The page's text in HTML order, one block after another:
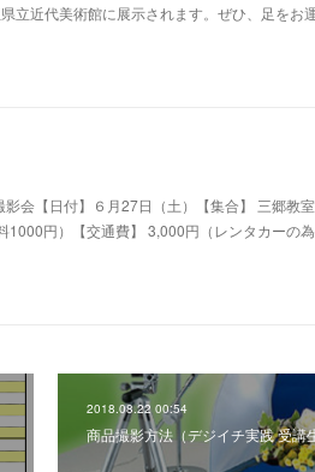
立近代美術館に展示されます。ぜひ、足をお
会【日付】６月27日（土）【集合】 三郷教
1000円）【交通費】 3,000円（レンタカーの
2018.08.22 00:54
商品撮影方法（デジイチ実践 受講